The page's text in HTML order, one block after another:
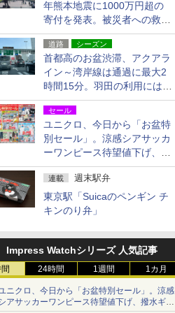
年熊本地震に1000万円超の
寄付を発表。被災者への救援
活動・復旧支援
道路 シーズン
首都高のお盆渋滞、アクアラ
イン～湾岸線は通過に最大2
時間15分。羽田の利用には
「空港西出口」の利用検討を
セール
ユニクロ、今日から「お盆特
別セール」。涼感シアサッカ
ーワンピース待望値下げ、撥
水ギアショーツは1990円に
連載 週末駅弁
東京駅「Suicaのペンギン チ
キンのり弁」
Impress Watchシリーズ 人気記事
24時間 1週間 1カ月
ニクロ、今日から「お盆特別セール」。涼感
アサッカーワンピース待望値下げ、撥水ギア